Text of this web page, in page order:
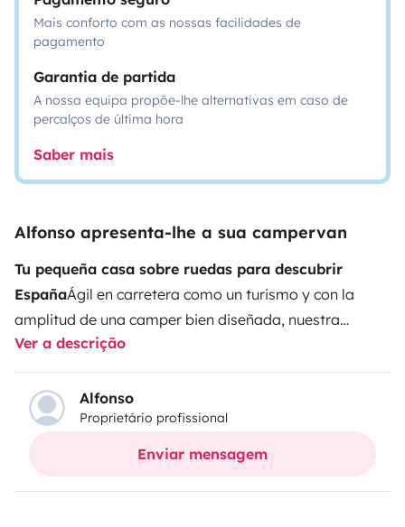
Mais conforto com as nossas facilidades de
pagamento
Garantia de partida
A nossa equipa propõe-lhe alternativas em caso de
percalços de última hora
Saber mais
Alfonso apresenta-lhe a sua campervan
Tu pequeña casa sobre ruedas para descubrir
EspañaÁgil en carretera como un turismo y con la
amplitud de una camper bien diseñada, nuestra
Yevana VW T5 Edition
camperizaciones estrella.Diseñada y fabricada por
Yevana Camper, combina materiales de alta calidad,
equipamiento completo y una distribución muy
cómoda para viajar y dormir en pareja o con un
o viajes largos con total autonomía.Interior cómodo
Ver a descrição
Alfonso
Proprietário profissional
Enviar mensagem